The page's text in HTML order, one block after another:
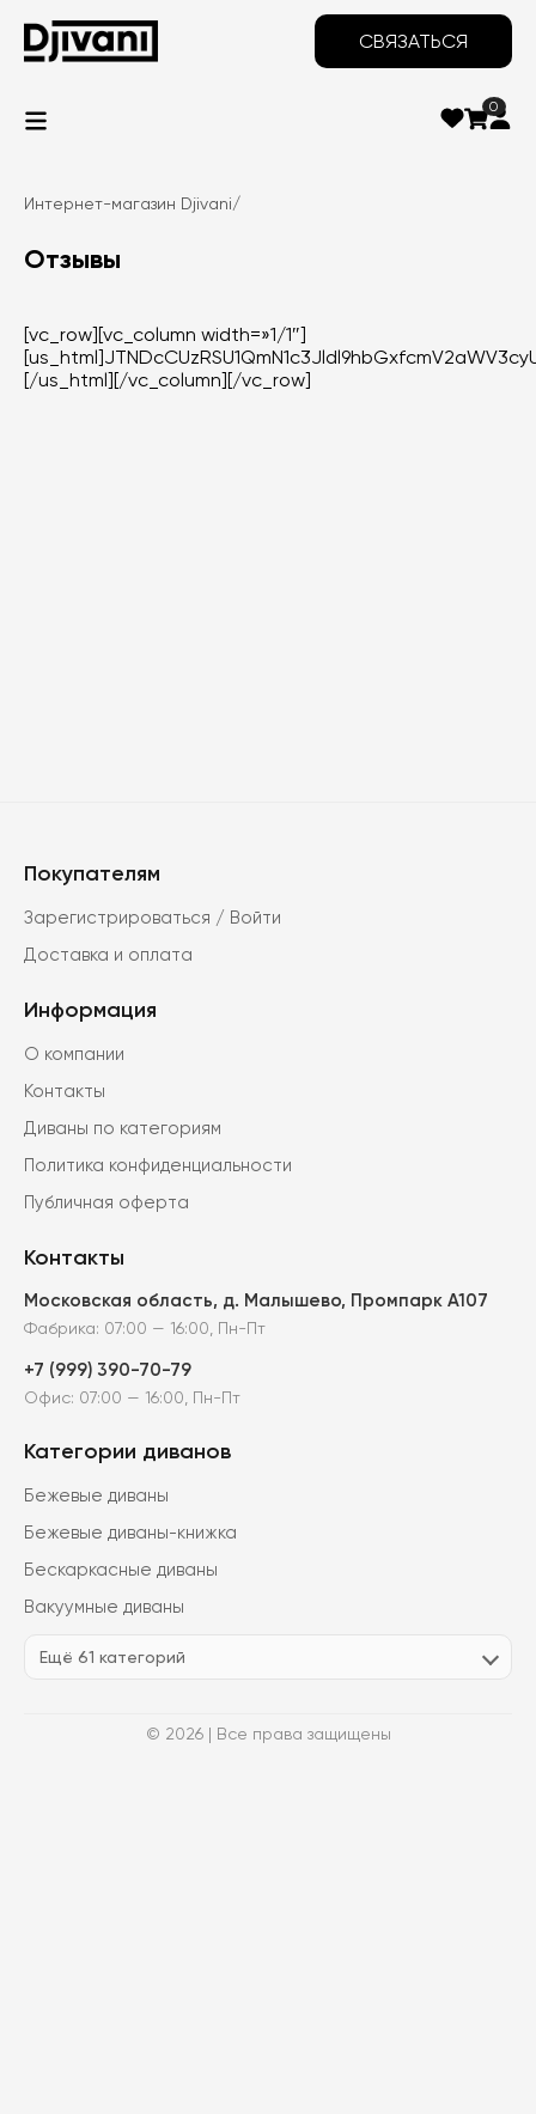
СВЯЗАТЬСЯ
0
Интернет-магазин Djivani/
Отзывы
[vc_row][vc_column width=»1/1″]
[/us_html][/vc_column][/vc_row]
Покупателям
Зарегистрироваться / Войти
Доставка и оплата
Информация
О компании
Контакты
Диваны по категориям
Политика конфиденциальности
Публичная оферта
Контакты
Московская область, д. Малышево, Промпарк А107
Фабрика: 07:00 — 16:00, Пн-Пт
+7 (999) 390-70-79
Офис: 07:00 — 16:00, Пн-Пт
Категории диванов
Бежевые диваны
Бежевые диваны-книжка
Бескаркасные диваны
Вакуумные диваны
Ещё 61 категорий
© 2026 | Все права защищены